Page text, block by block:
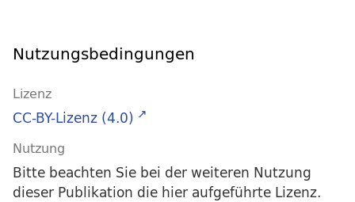
Nutzungsbedingungen
Lizenz
CC-BY-Lizenz (4.0)
Nutzung
Bitte beachten Sie bei der weiteren Nutzung
dieser Publikation die hier aufgeführte Lizenz.